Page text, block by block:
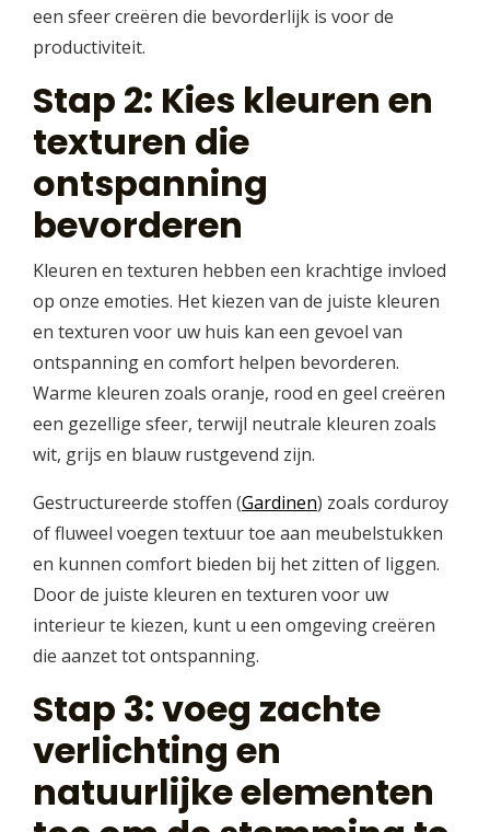
een sfeer creëren die bevorderlijk is voor de
productiviteit.
Stap 2: Kies kleuren en
texturen die
ontspanning
bevorderen
Kleuren en texturen hebben een krachtige invloed
op onze emoties. Het kiezen van de juiste kleuren
en texturen voor uw huis kan een gevoel van
ontspanning en comfort helpen bevorderen.
Warme kleuren zoals oranje, rood en geel creëren
een gezellige sfeer, terwijl neutrale kleuren zoals
wit, grijs en blauw rustgevend zijn.
Gestructureerde stoffen (Gardinen) zoals corduroy
of fluweel voegen textuur toe aan meubelstukken
en kunnen comfort bieden bij het zitten of liggen.
Door de juiste kleuren en texturen voor uw
interieur te kiezen, kunt u een omgeving creëren
die aanzet tot ontspanning.
Stap 3: voeg zachte
verlichting en
natuurlijke elementen